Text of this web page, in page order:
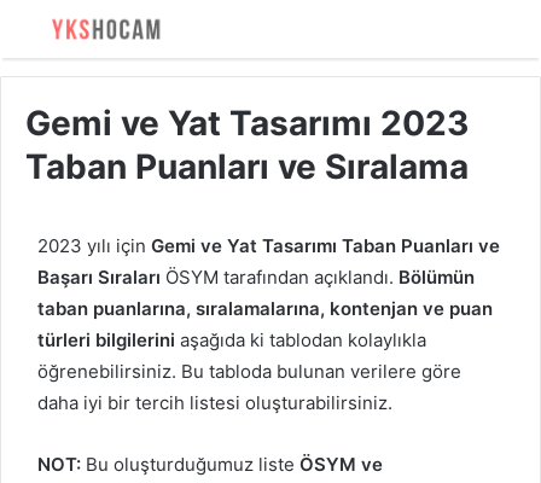
Gemi ve Yat Tasarımı 2023
Taban Puanları ve Sıralama
2023 yılı için Gemi ve Yat Tasarımı Taban Puanları ve
Başarı Sıraları ÖSYM tarafından açıklandı. Bölümün
taban puanlarına, sıralamalarına, kontenjan ve puan
türleri bilgilerini aşağıda ki tablodan kolaylıkla
öğrenebilirsiniz. Bu tabloda bulunan verilere göre
daha iyi bir tercih listesi oluşturabilirsiniz.
NOT: Bu oluşturduğumuz liste ÖSYM ve